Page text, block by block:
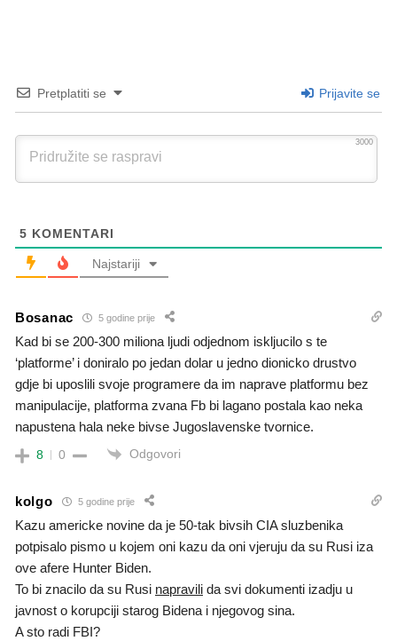
Pretplatiti se Prijavite se
3000
5 KOMENTARI
Najstariji
Bosanac 5 godine prije
Kad bi se 200-300 miliona ljudi odjednom iskljucilo s te
‘platforme’ i doniralo po jedan dolar u jedno dionicko drustvo
gdje bi uposlili svoje programere da im naprave platformu bez
manipulacije, platforma zvana Fb bi lagano postala kao neka
napustena hala neke bivse Jugoslavenske tvornice.
8 0 Odgovori
kolgo 5 godine prije
Kazu americke novine da je 50-tak bivsih CIA sluzbenika
potpisalo pismo u kojem oni kazu da oni vjeruju da su Rusi iza
ove afere Hunter Biden.
To bi znacilo da su Rusi napravili da svi dokumenti izadju u
javnost o korupciji starog Bidena i njegovog sina.
A sto radi FBI?